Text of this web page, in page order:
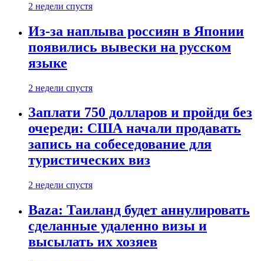
2 недели спустя
Из-за наплыва россиян в Японии
появились вывески на русском
языке
2 недели спустя
Заплати 750 долларов и пройди без
очереди: США начали продавать
запись на собеседование для
туристических виз
2 недели спустя
Baza: Таиланд будет аннулировать
сделанные удаленно визы и
высылать их хозяев